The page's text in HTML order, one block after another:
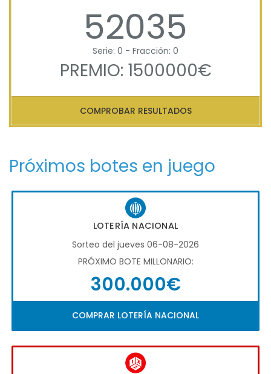
52035
Serie: 0 - Fracción: 0
PREMIO: 1500000€
COMPROBAR RESULTADOS
Próximos botes en juego
LOTERÍA NACIONAL
Sorteo del jueves 06-08-2026
PRÓXIMO BOTE MILLONARIO:
300.000€
COMPRAR LOTERÍA NACIONAL